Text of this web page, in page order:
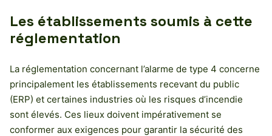
Les établissements soumis à cette
réglementation
La réglementation concernant l’alarme de type 4 concerne
principalement les établissements recevant du public
(ERP) et certaines industries où les risques d’incendie
sont élevés. Ces lieux doivent impérativement se
conformer aux exigences pour garantir la sécurité des